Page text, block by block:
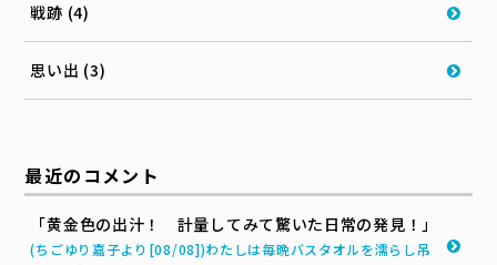
戦跡 (4)
思い出 (3)
最近のコメント
「黄金色の出汁！ 計量してみて驚いた日常の発見！」
(ちごゆり嘉子より[08/08])わたしは毎晩バスタオルを濡らし吊